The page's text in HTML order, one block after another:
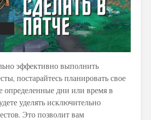
эффективно выполнить
постарайтесь планировать свое
определенные дни или время в
уделять исключительно
Это позволит вам